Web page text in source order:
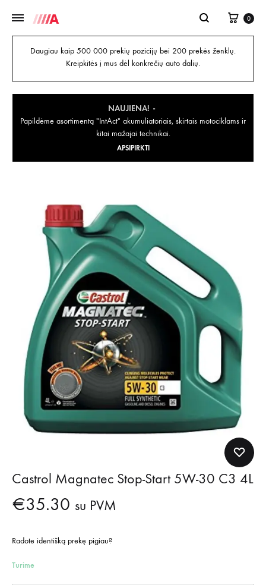
0
Daugiau kaip 500 000 prekių pozicijų bei 200 prekės ženklų.
Kreipkitės į mus dėl konkrečių auto dalių.
NAUJIENA!
Papildėme asortimentą "IntAct" akumuliatoriais, skirtais motociklams ir
kitai mažajai technikai.
APSIPIRKTI
Castrol Magnatec Stop-Start 5W-30 C3 4L
€35.30 su PVM
Radote identišką prekę pigiau?
Turime